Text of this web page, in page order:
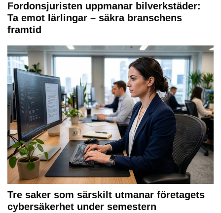
Fordonsjuristen uppmanar bilverkstäder:
Ta emot lärlingar – säkra branschens
framtid
Tre saker som särskilt utmanar företagets
cybersäkerhet under semestern